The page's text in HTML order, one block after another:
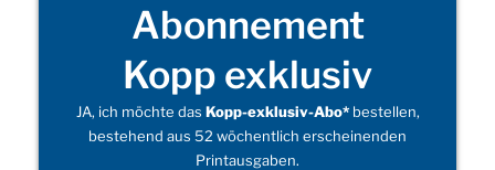
Abonnement
Kopp exklusiv
JA, ich möchte das Kopp-exklusiv-Abo*bestellen,
bestehend aus 52 wöchentlich erscheinenden
Printausgaben.